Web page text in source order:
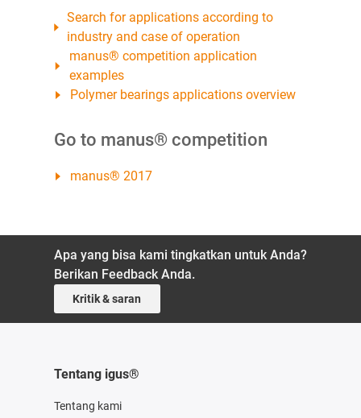
Search for applications according to
industry and case of operation
manus® competition application
examples
Polymer bearings applications overview
Go to manus® competition
manus® 2017
Apa yang bisa kami tingkatkan untuk Anda?
Berikan Feedback Anda.
Kritik & saran
Tentang igus®
Tentang kami